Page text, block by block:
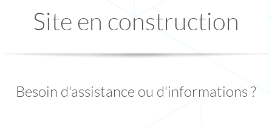
Site en construction
Besoin d'assistance ou d'informations ?